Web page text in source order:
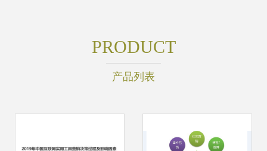
PRODUCT
产品列表